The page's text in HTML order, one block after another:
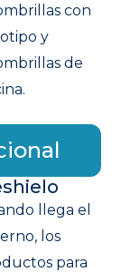
con
y
de
llega el
los
para